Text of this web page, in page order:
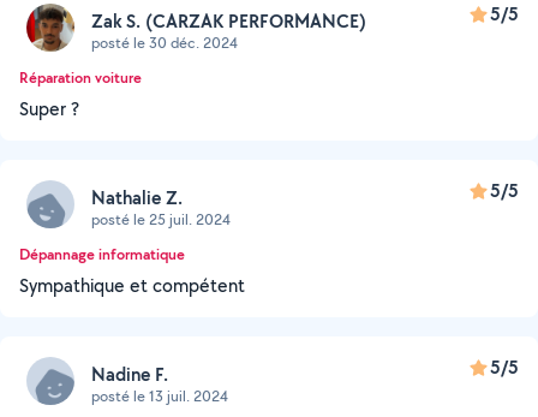
Zak S. (CARZAK PERFORMANCE)
posté le 30 déc. 2024
5/5
Réparation voiture
Super ?
Nathalie Z.
posté le 25 juil. 2024
5/5
Dépannage informatique
Sympathique et compétent
Nadine F.
posté le 13 juil. 2024
5/5